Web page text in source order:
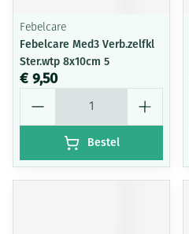
Febelcare
Febelcare Med3 Verb.zelfkl
Ster.wtp 8x10cm 5
€ 9,50
Bestel